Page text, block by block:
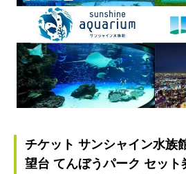
チケット サンシャイン水族
望台 てんぼうパーク セット